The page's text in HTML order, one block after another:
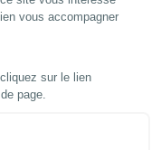
Comparer
Ajouter au panier